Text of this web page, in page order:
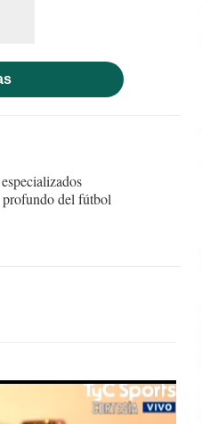
profundo del fútbol